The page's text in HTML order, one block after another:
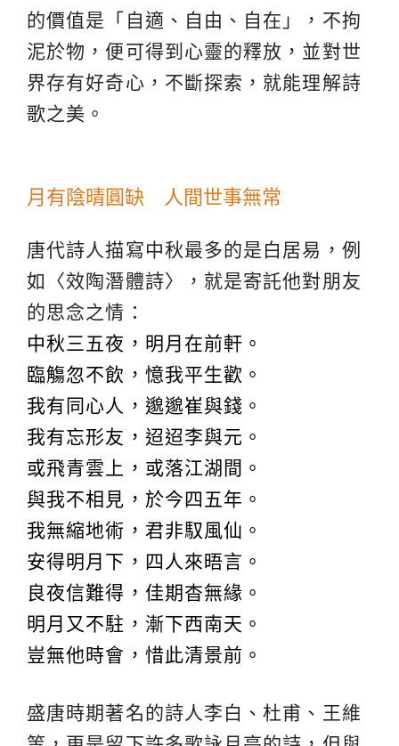
的價值是「自適、自由、自在」，不拘
泥於物，便可得到心靈的釋放，並對世
界存有好奇心，不斷探索，就能理解詩
歌之美。
月有陰晴圓缺 人間世事無常
唐代詩人描寫中秋最多的是白居易，例
如〈效陶潛體詩〉，就是寄託他對朋友
的思念之情：
中秋三五夜，明月在前軒。
臨觴忽不飲，憶我平生歡。
我有同心人，邈邈崔與錢。
我有忘形友，迢迢李與元。
或飛青雲上，或落江湖間。
與我不相見，於今四五年。
我無縮地術，君非馭風仙。
安得明月下，四人來晤言。
良夜信難得，佳期杳無緣。
明月又不駐，漸下西南天。
豈無他時會，惜此清景前。
盛唐時期著名的詩人李白、杜甫、王維